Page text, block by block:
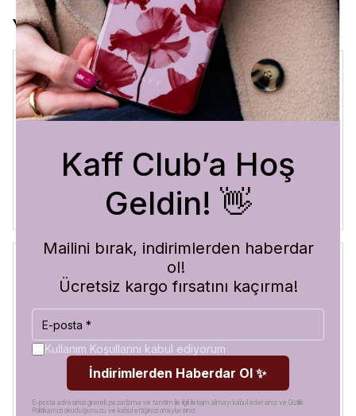
Yorumlar
Crystal Sage
3 Ağustos 2026
Blue Abyss
Hilal A.
Satın Alınmış
Görür görmez çok beğendim. Hem desen olarak çok şık
hem de koruma olarak çok güvenilir. Ayrıca hızlı kargolama
için teşekkürler
Kaff Club’a Hoş
Geldin! 👋
Mailini bırak, indirimlerden haberdar
ol!
Ücretsiz kargo fırsatını kaçırma!
Kullanım Koşullarını kabul ediyorum
İndirimlerden Haberdar Ol ✨
E-posta adresinizi girerek pazarlama ve tanıtım ile ilgili iletişim almayı kabul edersiniz ve Gizlilik
Politikamızı okuduğunuzu ve kabul ettiğinizi onaylarsınız.